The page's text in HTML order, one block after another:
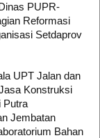
PUPR-
Reformasi
Setdaprov
UPT Jalan dan
Konstruksi
Putra
Jembatan
Bahan